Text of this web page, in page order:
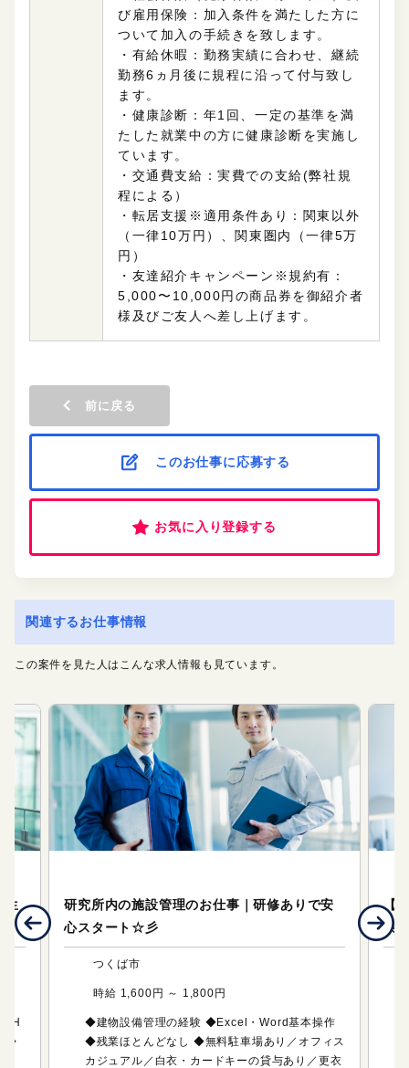
び雇用保険：加入条件を満たした方に
ついて加入の手続きを致します。
・有給休暇：勤務実績に合わせ、継続
勤務6ヵ月後に規程に沿って付与致し
ます。
・健康診断：年1回、一定の基準を満
たした就業中の方に健康診断を実施し
ています。
・交通費支給：実費での支給(弊社規
程による）
・転居支援※適用条件あり：関東以外
（一律10万円）、関東圏内（一律5万
円）
・友達紹介キャンペーン※規約有：
5,000〜10,000円の商品券を御紹介者
様及びご友人へ差し上げます。
前に戻る
このお仕事に応募する
お気に入り登録する
関連するお仕事情報
この案件を見た人はこんな求人情報も見ています。
生
◆
研究所内の施設管理のお仕事｜研修ありで安
心スタート☆彡
つくば市
時給 1,600円 ～ 1,800円
◆建物設備管理の経験 ◆Excel・Word基本操作
◆残業ほとんどなし ◆無料駐車場あり／オフィス
カジュアル／白衣・カードキーの貸与あり／更衣
【
験